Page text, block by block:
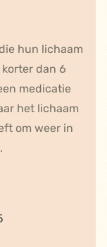
hun lichaam
dan 6
medicatie
het lichaam
om weer in